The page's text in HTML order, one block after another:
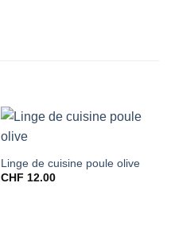
Linge de cuisine poule olive
CHF 12.00